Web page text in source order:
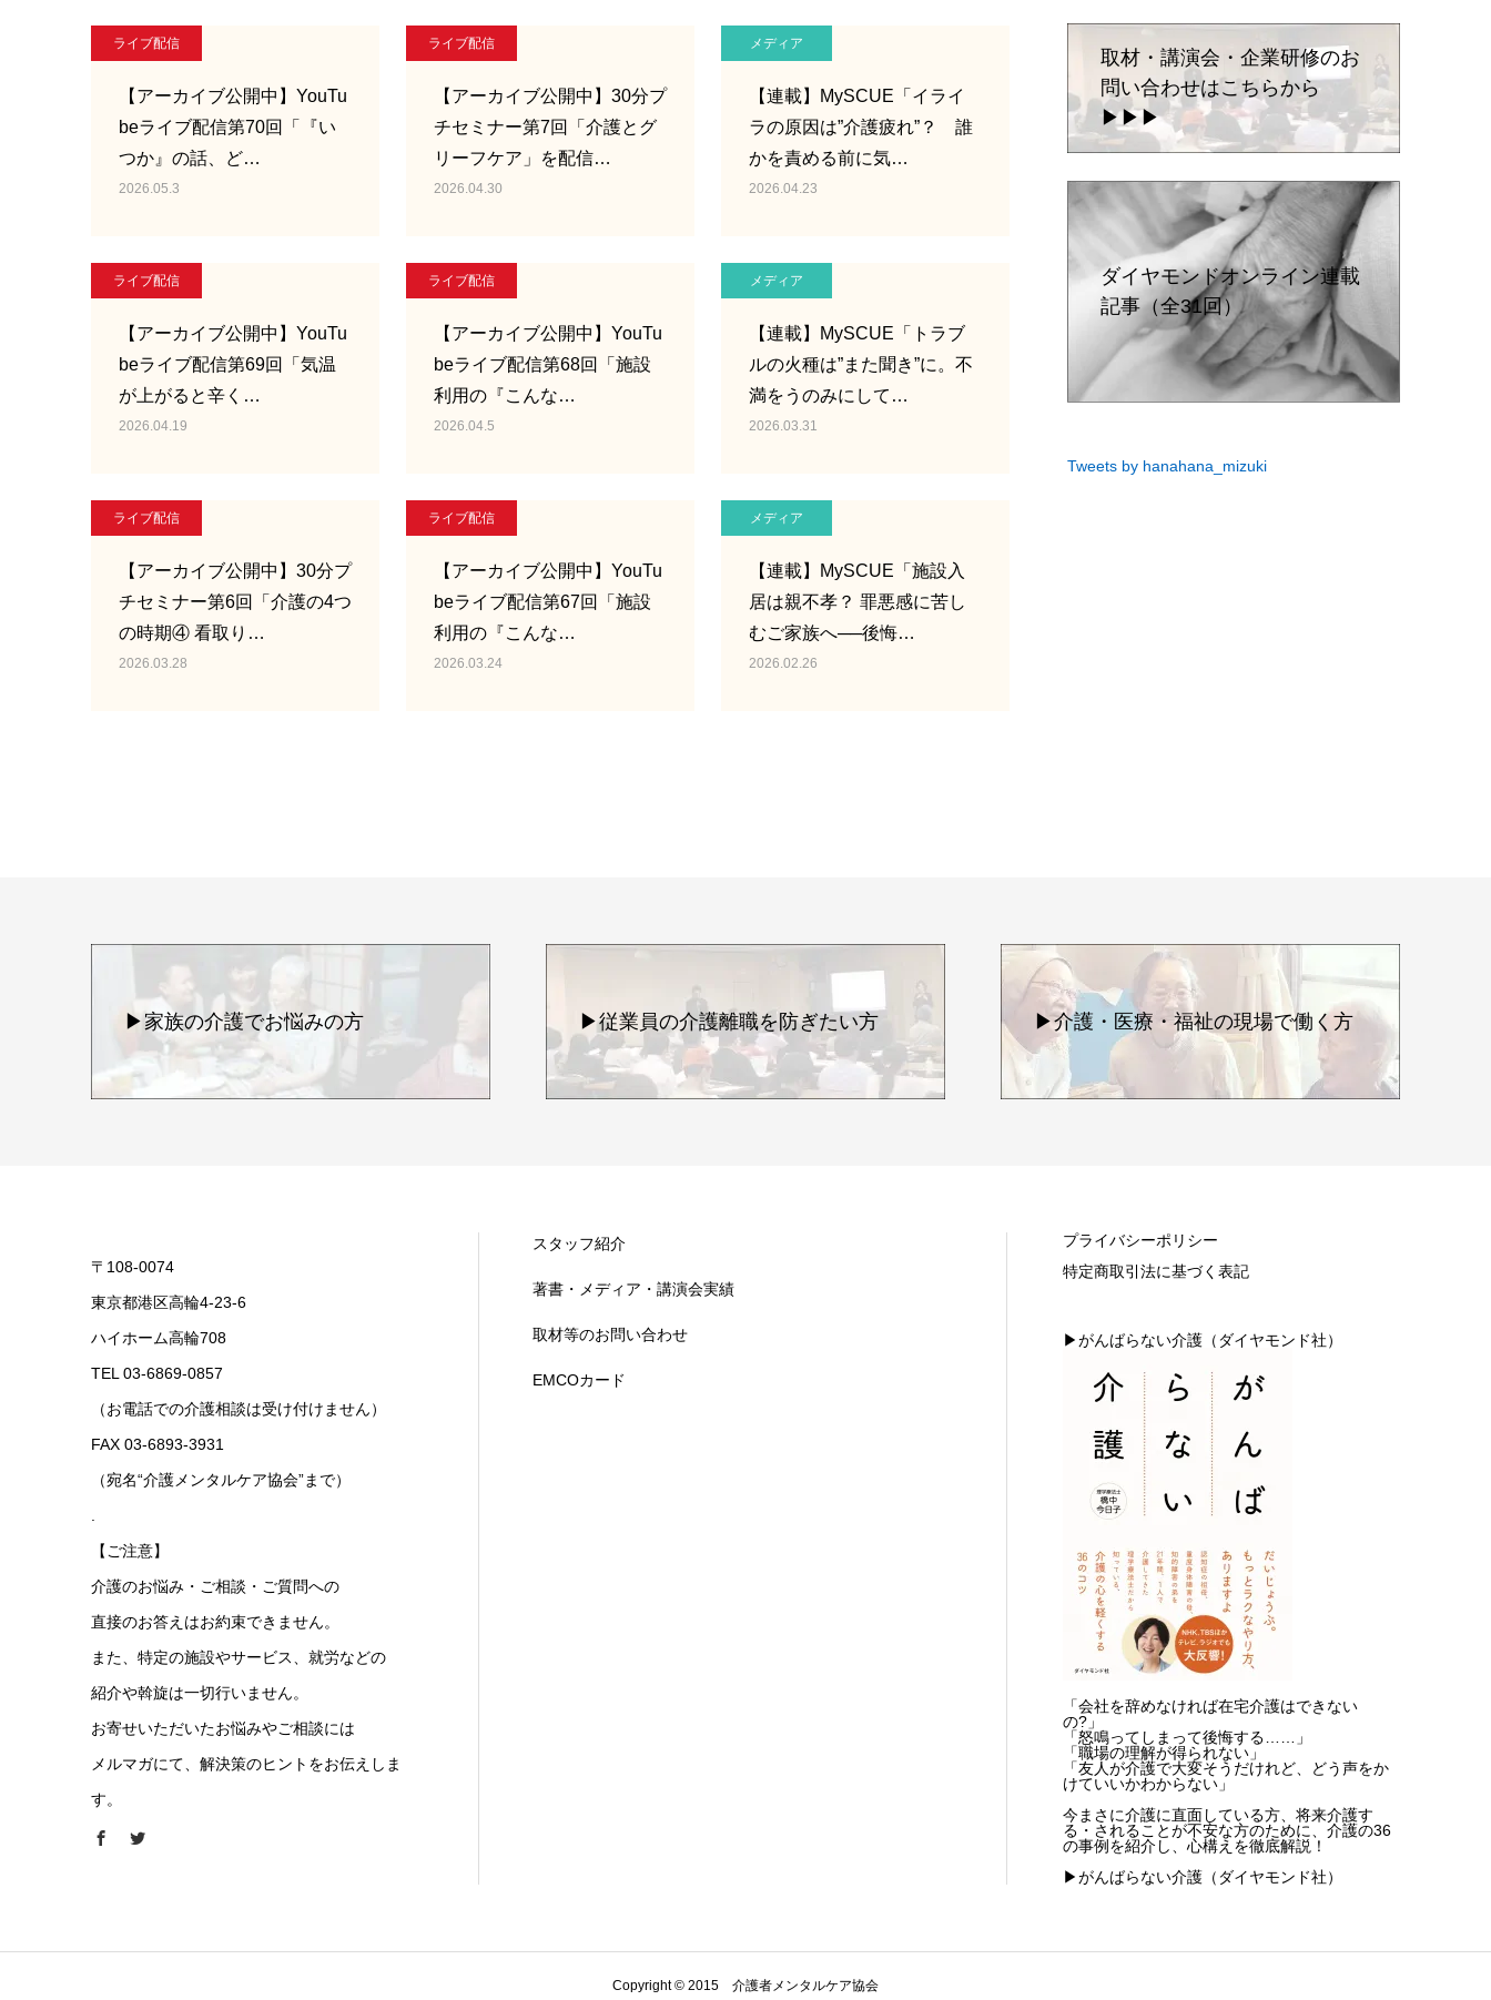
ライブ配信
【アーカイブ公開中】YouTu
beライブ配信第70回「『い
つか』の話、ど…
2026.05.3
ライブ配信
【アーカイブ公開中】30分プ
チセミナー第7回「介護とグ
リーフケア」を配信…
2026.04.30
メディア
【連載】MySCUE「イライ
ラの原因は”介護疲れ”？ 誰
かを責める前に気…
2026.04.23
ライブ配信
【アーカイブ公開中】YouTu
beライブ配信第69回「気温
が上がると辛く…
2026.04.19
ライブ配信
【アーカイブ公開中】YouTu
beライブ配信第68回「施設
利用の『こんな…
2026.04.5
メディア
【連載】MySCUE「トラブ
ルの火種は”また聞き”に。不
満をうのみにして…
2026.03.31
ライブ配信
【アーカイブ公開中】30分プ
チセミナー第6回「介護の4つ
の時期④ 看取り…
2026.03.28
ライブ配信
【アーカイブ公開中】YouTu
beライブ配信第67回「施設
利用の『こんな…
2026.03.24
メディア
【連載】MySCUE「施設入
居は親不孝？ 罪悪感に苦し
むご家族へ──後悔…
2026.02.26
取材・講演会・企業研修のお
問い合わせはこちらから
▶▶▶
ダイヤモンドオンライン連載
記事（全31回）
Tweets by hanahana_mizuki
▶家族の介護でお悩みの方 ▶従業員の介護離職を防ぎたい方 ▶介護・医療・福祉の現場で働く方
〒108-0074
東京都港区高輪4-23-6
ハイホーム高輪708
TEL 03-6869-0857
（お電話での介護相談は受け付けません）
FAX 03-6893-3931
（宛名“介護メンタルケア協会”まで）
【ご注意】
介護のお悩み・ご相談・ご質問への
直接のお答えはお約束できません。
また、特定の施設やサービス、就労などの
紹介や斡旋は一切行いません。
お寄せいただいたお悩みやご相談には
メルマガにて、解決策のヒントをお伝えしま
す。
スタッフ紹介
著書・メディア・講演会実績
取材等のお問い合わせ
EMCOカード
プライバシーポリシー
特定商取引法に基づく表記
▶がんばらない介護（ダイヤモンド社）
「会社を辞めなければ在宅介護はできない
の?」
「怒鳴ってしまって後悔する……」
「職場の理解が得られない」
「友人が介護で大変そうだけれど、どう声をか
けていいかわからない」
今まさに介護に直面している方、将来介護す
る・されることが不安な方のために、介護の36
の事例を紹介し、心構えを徹底解説！
▶がんばらない介護（ダイヤモンド社）
Copyright © 2015 介護者メンタルケア協会